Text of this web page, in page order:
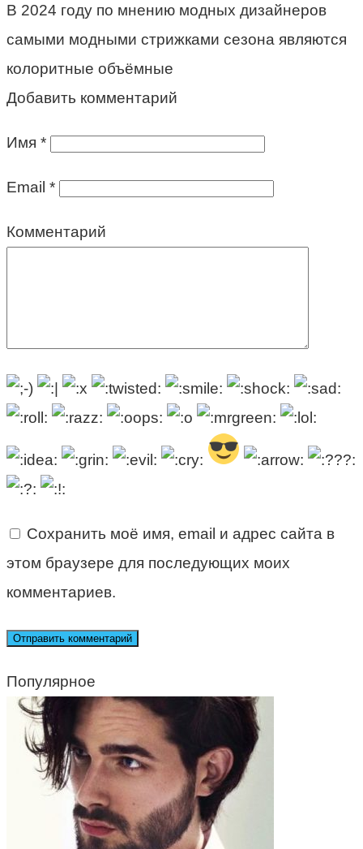
В 2024 году по мнению модных дизайнеров
самыми модными стрижками сезона являются
колоритные объёмные
Добавить комментарий
Имя *
Email *
Комментарий
Сохранить моё имя, email и адрес сайта в
этом браузере для последующих моих
комментариев.
Популярное